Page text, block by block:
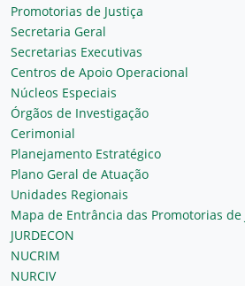
Promotorias de Justiça
Secretaria Geral
Secretarias Executivas
Centros de Apoio Operacional
Núcleos Especiais
Órgãos de Investigação
Cerimonial
Planejamento Estratégico
Plano Geral de Atuação
Unidades Regionais
Mapa de Entrância das Promotorias de
JURDECON
NUCRIM
NURCIV